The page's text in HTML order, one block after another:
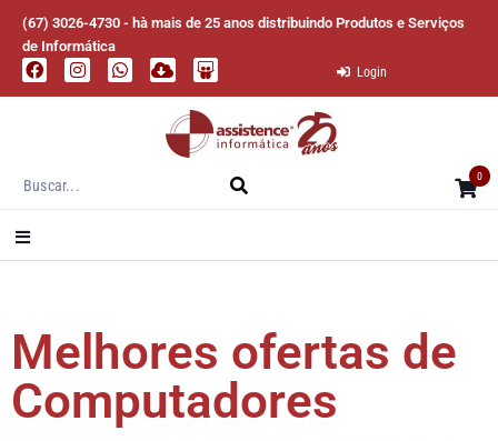
(67) 3026-4730 - hà mais de 25 anos distribuindo Produtos e Serviços
de Informática
Login
0
Melhores ofertas de
Computadores